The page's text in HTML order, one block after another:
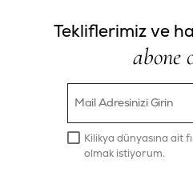
Tekliflerimiz ve
abone
Kilikya dünyasına ait
olmak istiyorum.